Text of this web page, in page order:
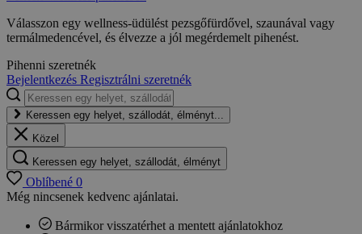
Válasszon egy wellness-üdülést pezsgőfürdővel, szaunával vagy
termálmedencével, és élvezze a jól megérdemelt pihenést.
Pihenni szeretnék
Bejelentkezés Regisztrálni szeretnék
Keressen egy helyet, szállodát, élményt...
Közel
Keressen egy helyet, szállodát, élményt
Oblíbené 0
Még nincsenek kedvenc ajánlatai.
Bármikor visszatérhet a mentett ajánlatokhoz